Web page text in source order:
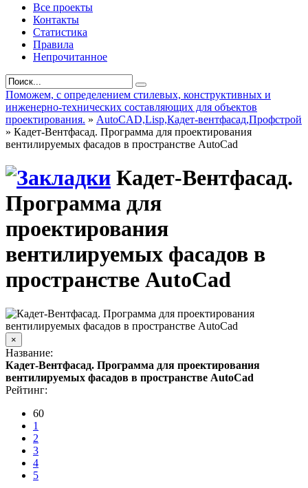
Все проекты
Контакты
Статистика
Правила
Непрочитанное
Поможем, с определением стилевых, конструктивных и
инженерно-технических составляющих для объектов
проектирования. » AutoCAD,Lisp,Кадет-вентфасад,Профстрой
» Кадет-Вентфасад. Программа для проектирования
вентилируемых фасадов в пространстве AutoCad
Кадет-Вентфасад.
Программа для
проектирования
вентилируемых фасадов в
пространстве AutoCad
×
Название:
Кадет-Вентфасад. Программа для проектирования
вентилируемых фасадов в пространстве AutoCad
Рейтинг:
60
1
2
3
4
5